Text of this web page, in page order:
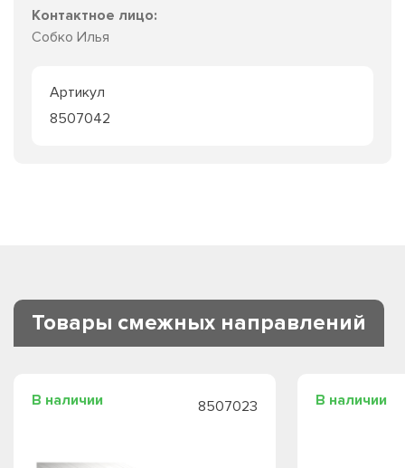
Контактное лицо:
Собко Илья
Артикул
8507042
Товары смежных направлений
В наличии 8507023 В наличии